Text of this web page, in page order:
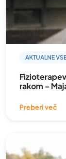
AKTUALNE
rakom –
Preberi več